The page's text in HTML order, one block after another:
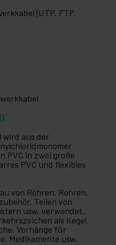
(UTP, FTP,
wird aus der
PVC in zwei große
PVC und flexibles
von Rohren, Rohren,
Teilen von
usw. verwendet.
als Kegel.
Vorhänge für
Medikamente usw.